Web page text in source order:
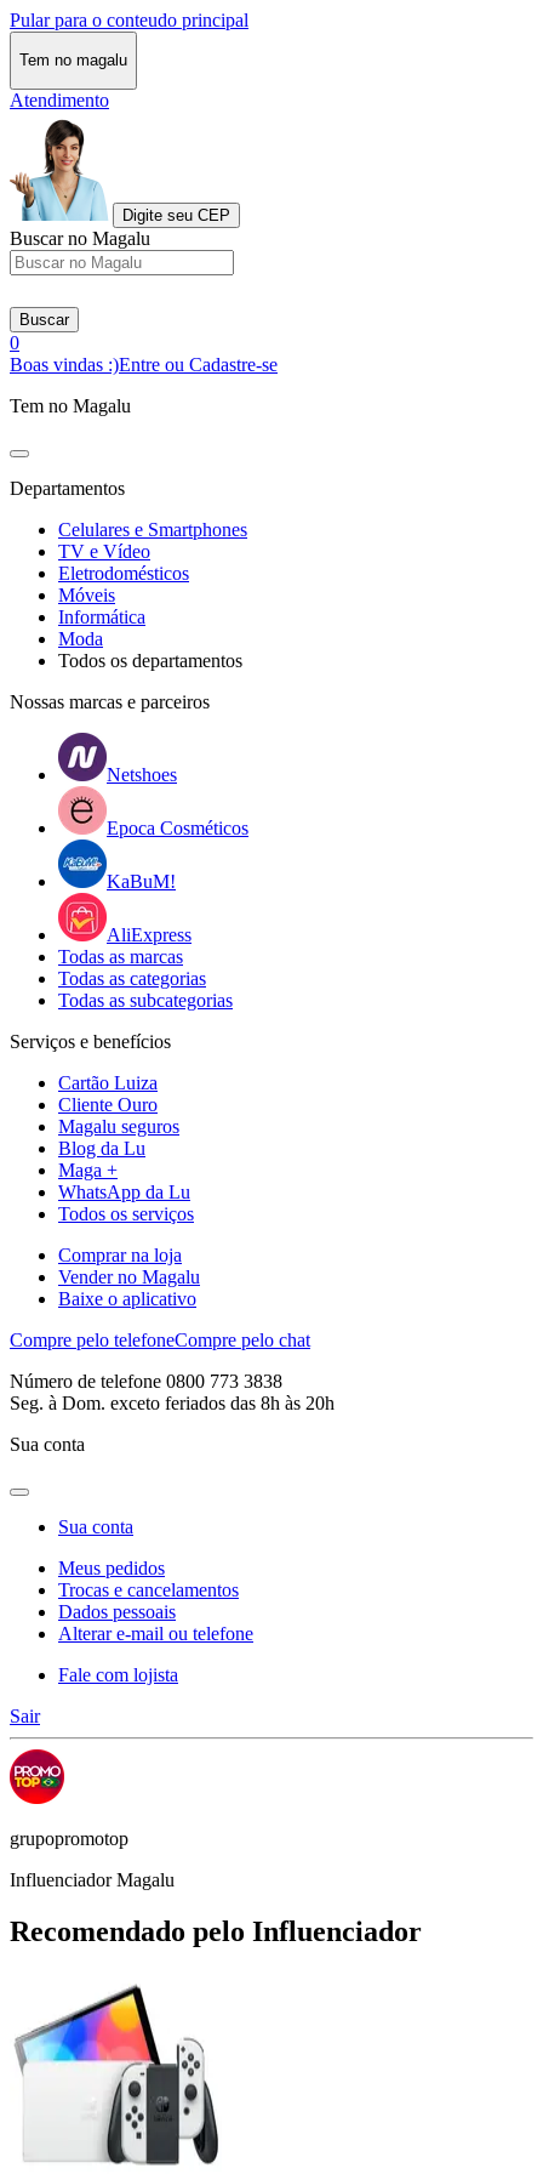
Pular para o conteudo principal
Tem no magalu
Atendimento
Digite seu CEP
Buscar no Magalu
Buscar
0
Boas vindas :)Entre ou Cadastre-se
Tem no Magalu
Departamentos
Celulares e Smartphones
TV e Vídeo
Eletrodomésticos
Móveis
Informática
Moda
Todos os departamentos
Nossas marcas e parceiros
Netshoes
Epoca Cosméticos
KaBuM!
AliExpress
Todas as marcas
Todas as categorias
Todas as subcategorias
Serviços e benefícios
Cartão Luiza
Cliente Ouro
Magalu seguros
Blog da Lu
Maga +
WhatsApp da Lu
Todos os serviços
Comprar na loja
Vender no Magalu
Baixe o aplicativo
Compre pelo telefoneCompre pelo chat
Número de telefone 0800 773 3838
Seg. à Dom. exceto feriados das 8h às 20h
Sua conta
Sua conta
Meus pedidos
Trocas e cancelamentos
Dados pessoais
Alterar e-mail ou telefone
Fale com lojista
Sair
grupopromotop
Influenciador Magalu
Recomendado pelo Influenciador